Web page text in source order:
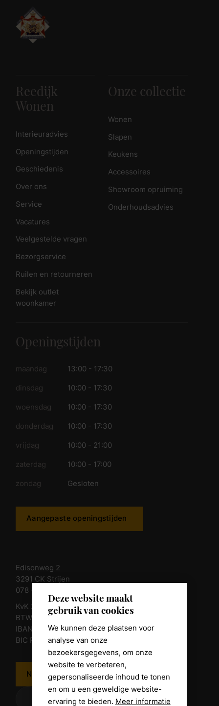
Deze website maakt
gebruik van cookies
We kunnen deze plaatsen voor
analyse van onze
bezoekersgegevens, om onze
website te verbeteren,
gepersonaliseerde inhoud te tonen
en om u een geweldige website-
ervaring te bieden. Meer informatie
Reedijk
Wonen
Interieuradvies
Openingstijden
Geschiedenis
Over ons
Service
Vacatures
Veelgestelde vragen
Bezorgservice
Ruilen en retourneren
Bekijk outlet
woonkamer
Onze collectie
Wonen
Slapen
Keukens
Accessoires
Showroom opruiming
Onderhoudsadvies
Openingstijden
maandag 13:00 - 17:30
dinsdag 10:00 - 17:30
woensdag 10:00 - 17:30
donderdag 10:00 - 17:30
vrijdag 10:00 - 21:00
zaterdag 10:00 - 17:00
zondag Gesloten
Aangepaste openingstijden
Edisonweg 2
3291 CK Strijen
078 - 674 84 85
KvK 23011135
BTW nr. NL 805098938.B.01
IBAN NL10 RABO 0361 8039 58
BIC RABONL2U
Neem contact op